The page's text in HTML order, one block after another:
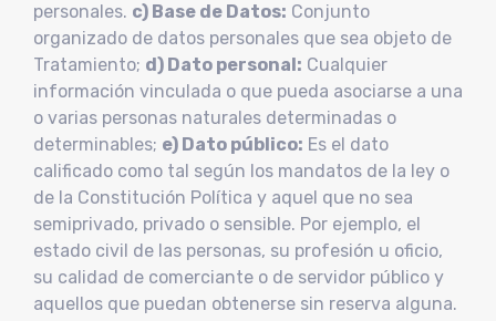
personales. c) Base de Datos: Conjunto
organizado de datos personales que sea objeto de
Tratamiento; d) Dato personal: Cualquier
información vinculada o que pueda asociarse a una
o varias personas naturales determinadas o
determinables; e) Dato público: Es el dato
calificado como tal según los mandatos de la ley o
de la Constitución Política y aquel que no sea
semiprivado, privado o sensible. Por ejemplo, el
estado civil de las personas, su profesión u oficio,
su calidad de comerciante o de servidor público y
aquellos que puedan obtenerse sin reserva alguna.